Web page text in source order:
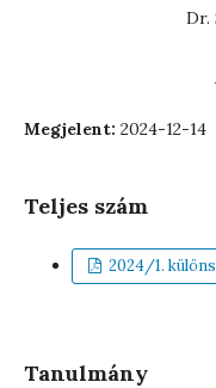
Dr.
A szám
Megjelent: 2024-12-14
Teljes szám
2024/1.
Tanulmány